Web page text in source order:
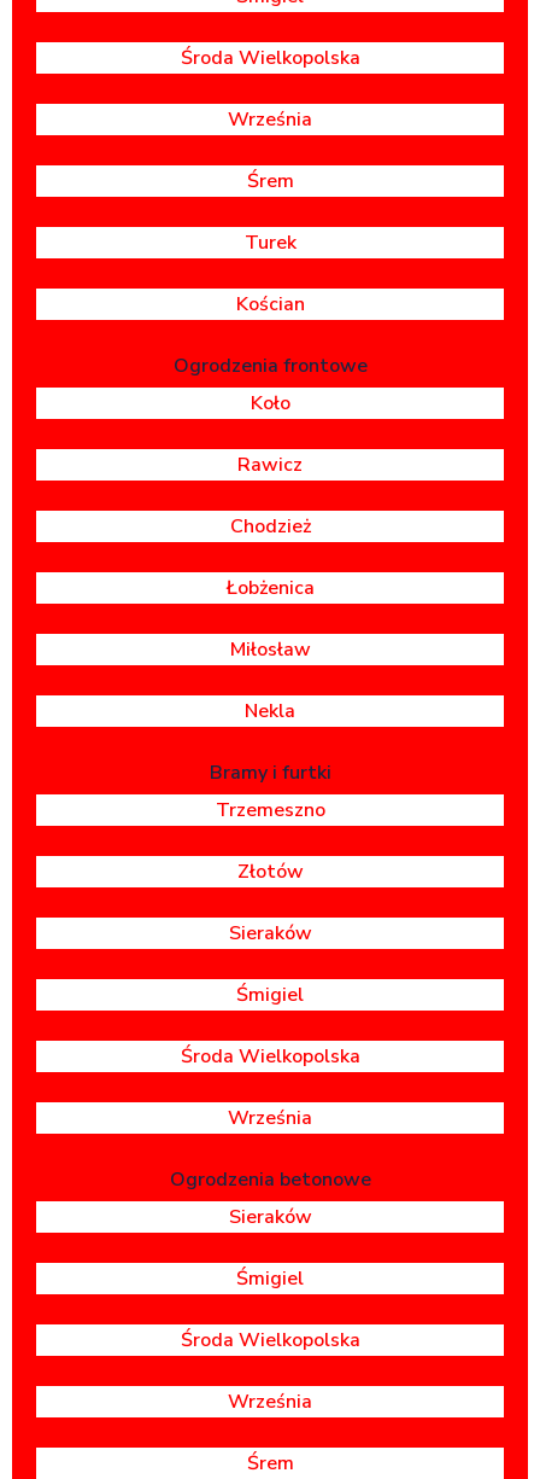
Środa Wielkopolska
Września
Śrem
Turek
Kościan
Ogrodzenia frontowe
Koło
Rawicz
Chodzież
Łobżenica
Miłosław
Nekla
Bramy i furtki
Trzemeszno
Złotów
Sieraków
Śmigiel
Środa Wielkopolska
Września
Ogrodzenia betonowe
Sieraków
Śmigiel
Środa Wielkopolska
Września
Śrem